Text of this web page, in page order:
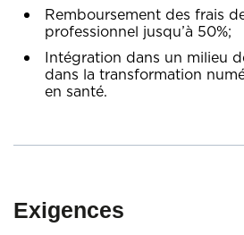
Remboursement des frais
professionnel jusqu’à 50%;
Intégration dans un milieu
dans la transformation
en santé.
Exigences